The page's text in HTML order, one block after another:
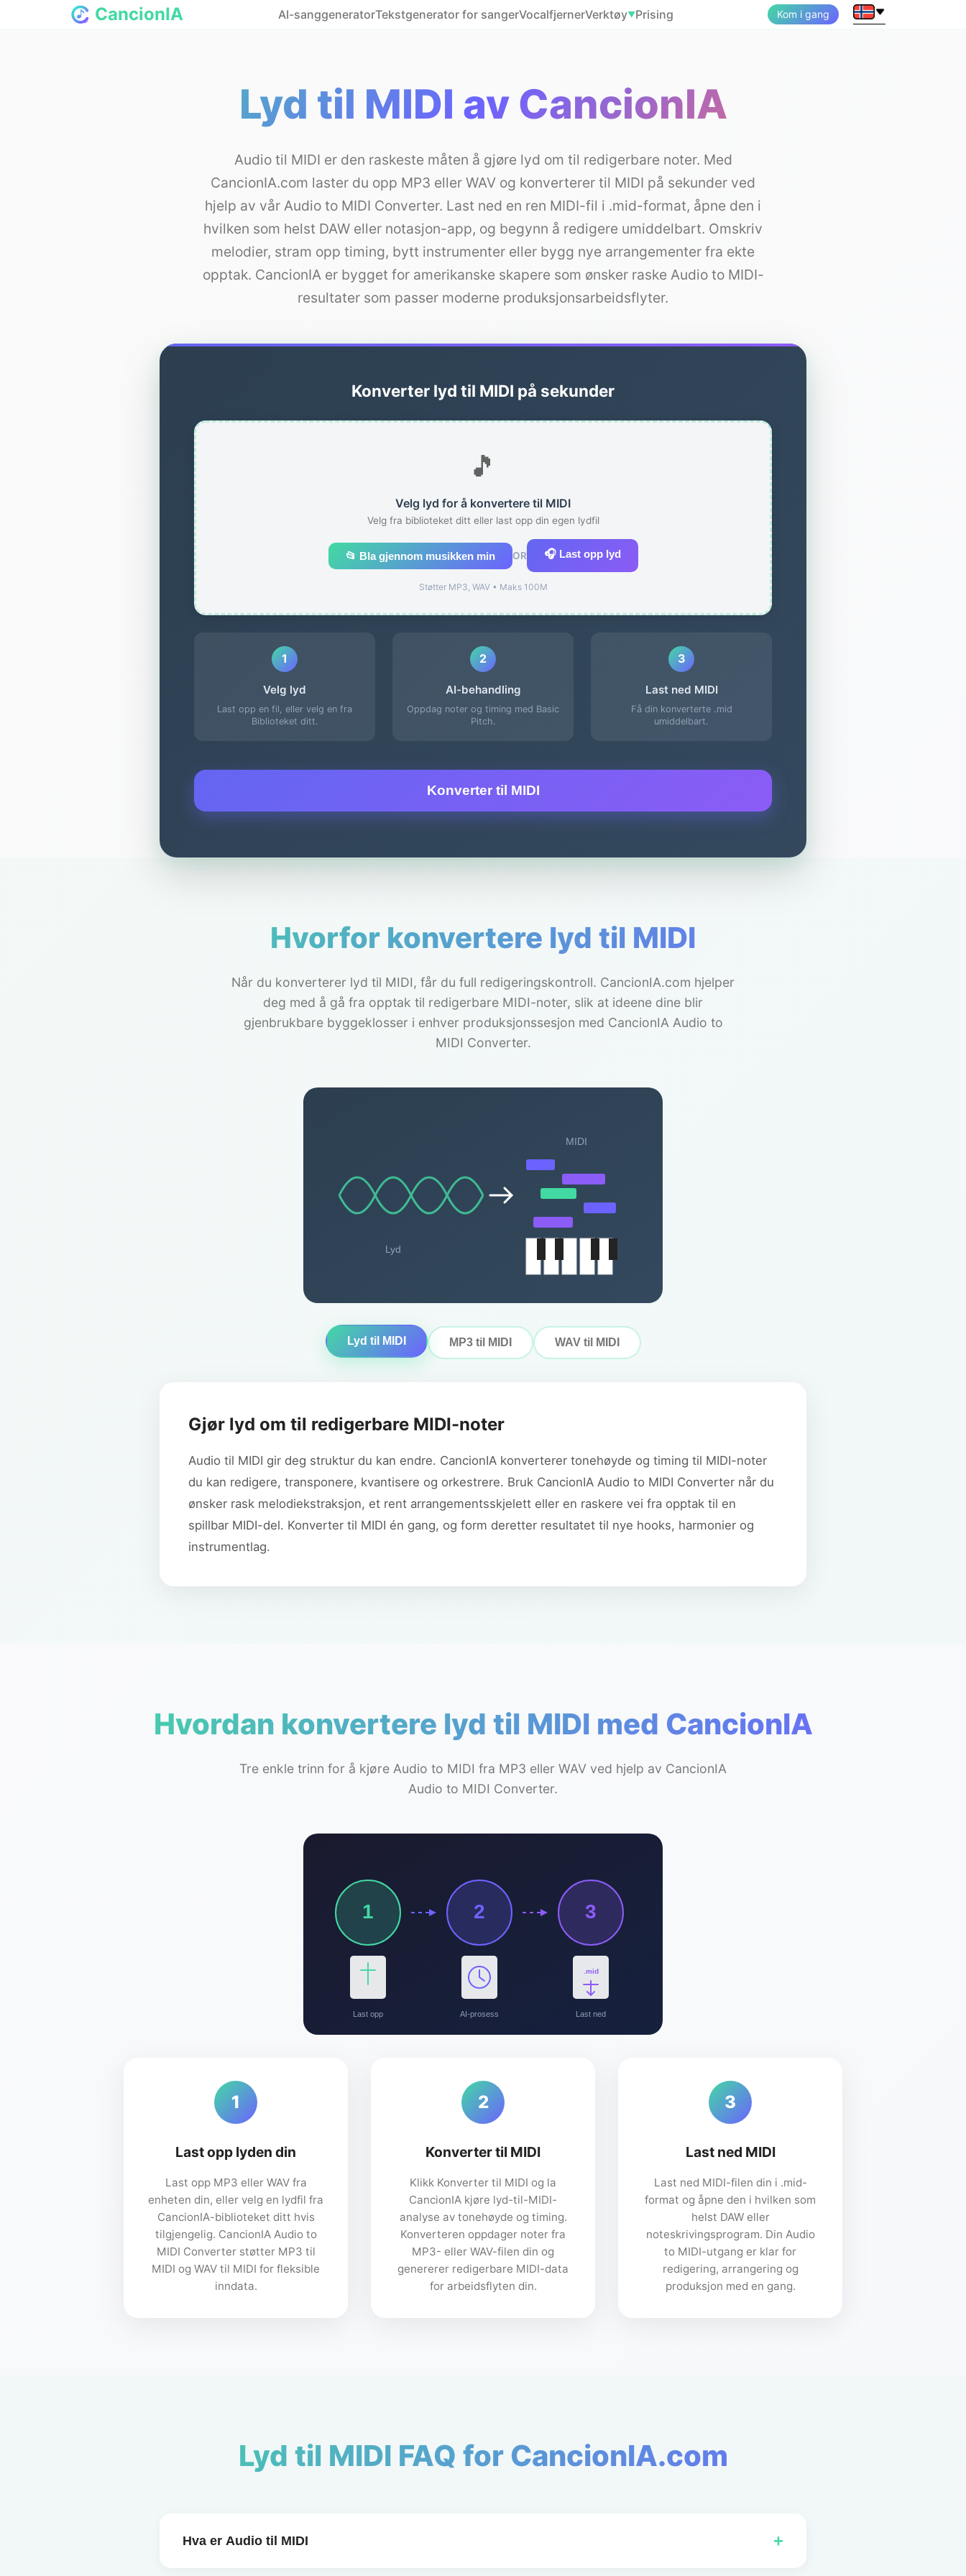
CancionIA AI-sanggeneratorTekstgenerator for sangerVocalfjernerVerktøy▼Prising Kom i gang
Lyd til MIDI av CancionIA
Audio til MIDI er den raskeste måten å gjøre lyd om til redigerbare noter. Med
CancionIA.com laster du opp MP3 eller WAV og konverterer til MIDI på sekunder ved
hjelp av vår Audio to MIDI Converter. Last ned en ren MIDI-fil i .mid-format, åpne den i
hvilken som helst DAW eller notasjon-app, og begynn å redigere umiddelbart. Omskriv
melodier, stram opp timing, bytt instrumenter eller bygg nye arrangementer fra ekte
opptak. CancionIA er bygget for amerikanske skapere som ønsker raske Audio to MIDI-
resultater som passer moderne produksjonsarbeidsflyter.
Konverter lyd til MIDI på sekunder
🎵
Velg lyd for å konvertere til MIDI
Velg fra biblioteket ditt eller last opp din egen lydfil
📂 Bla gjennom musikken min OR 🎧 Last opp lyd
Støtter MP3, WAV • Maks 100M
1
Velg lyd
Last opp en fil, eller velg en fra
Biblioteket ditt.
2
AI-behandling
Oppdag noter og timing med Basic
Pitch.
3
Last ned MIDI
Få din konverterte .mid
umiddelbart.
Konverter til MIDI
Hvorfor konvertere lyd til MIDI
Når du konverterer lyd til MIDI, får du full redigeringskontroll. CancionIA.com hjelper
deg med å gå fra opptak til redigerbare MIDI-noter, slik at ideene dine blir
gjenbrukbare byggeklosser i enhver produksjonssesjon med CancionIA Audio to
MIDI Converter.
Lyd
MIDI
Lyd til MIDI MP3 til MIDI WAV til MIDI
Gjør lyd om til redigerbare MIDI-noter
Audio til MIDI gir deg struktur du kan endre. CancionIA konverterer tonehøyde og timing til MIDI-noter
du kan redigere, transponere, kvantisere og orkestrere. Bruk CancionIA Audio to MIDI Converter når du
ønsker rask melodiekstraksjon, et rent arrangementsskjelett eller en raskere vei fra opptak til en
spillbar MIDI-del. Konverter til MIDI én gang, og form deretter resultatet til nye hooks, harmonier og
instrumentlag.
Hvordan konvertere lyd til MIDI med CancionIA
Tre enkle trinn for å kjøre Audio to MIDI fra MP3 eller WAV ved hjelp av CancionIA
Audio to MIDI Converter.
1
Last opp
2
AI-prosess
3
.mid
Last ned
1
Last opp lyden din
Last opp MP3 eller WAV fra
enheten din, eller velg en lydfil fra
CancionIA-biblioteket ditt hvis
tilgjengelig. CancionIA Audio to
MIDI Converter støtter MP3 til
MIDI og WAV til MIDI for fleksible
inndata.
2
Konverter til MIDI
Klikk Konverter til MIDI og la
CancionIA kjøre lyd-til-MIDI-
analyse av tonehøyde og timing.
Konverteren oppdager noter fra
MP3- eller WAV-filen din og
genererer redigerbare MIDI-data
for arbeidsflyten din.
3
Last ned MIDI
Last ned MIDI-filen din i .mid-
format og åpne den i hvilken som
helst DAW eller
noteskrivingsprogram. Din Audio
to MIDI-utgang er klar for
redigering, arrangering og
produksjon med en gang.
Lyd til MIDI FAQ for CancionIA.com
Hva er Audio til MIDI +